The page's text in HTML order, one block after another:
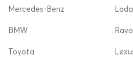
Mercedes-Benz
BMW
Toyota